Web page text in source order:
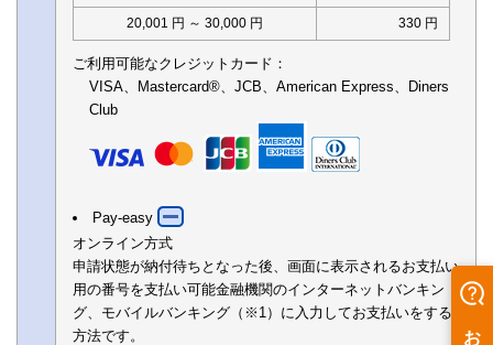
20,001 円 ～ 30,000 円 330 円
ご利用可能なクレジットカード：
VISA、Mastercard®、JCB、American Express、Diners
Club
Pay-easy
オンライン方式
申請状態が納付待ちとなった後、画面に表示されるお支払い
用の番号を支払い可能金融機関のインターネットバンキン
グ、モバイルバンキング（※1）に入力してお支払いをする
方法です。